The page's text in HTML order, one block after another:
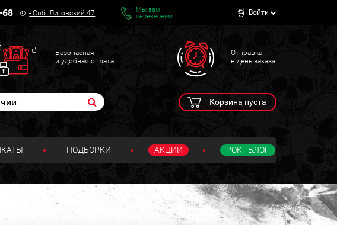
68 -Спб. Лиговский 47
Мы вам
перезвоним
Войти
Безопасная
и удобная оплата
Отправка
в день заказа
Корзина пуста
ПОДБОРКИ АКЦИИ РОК - БЛОГ